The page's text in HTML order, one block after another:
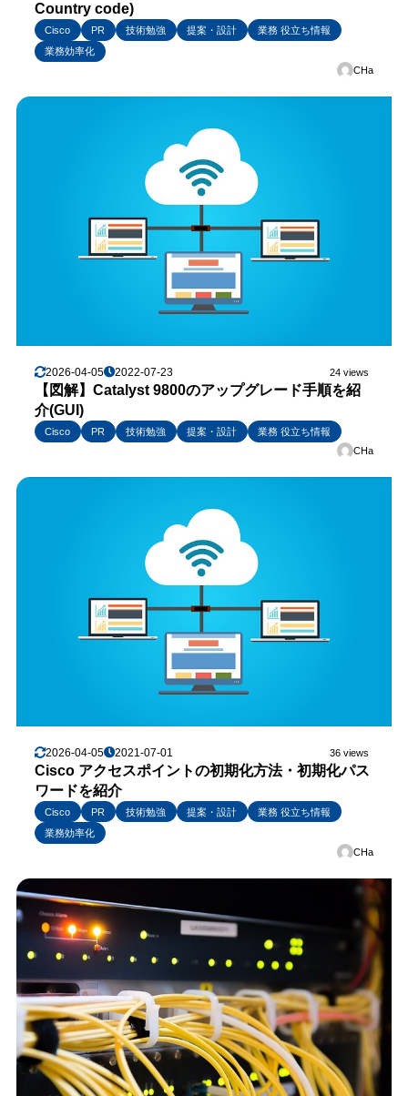
Country code)
Cisco PR 技術勉強 提案・設計
業務 役立ち情報
業務効率化
CHa
2026-04-05 2022-07-23 24 views
【図解】Catalyst 9800のアップグレード手順を紹
介(GUI)
Cisco PR 技術勉強 提案・設計
業務 役立ち情報
CHa
2026-04-05 2021-07-01 36 views
Cisco アクセスポイントの初期化方法・初期化パス
ワードを紹介
Cisco PR 技術勉強 提案・設計
業務 役立ち情報
業務効率化
CHa